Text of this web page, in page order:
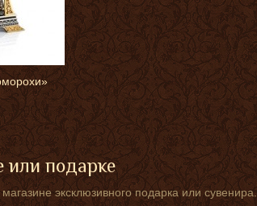
или подарке
эксклюзивного подарка или сувенира.